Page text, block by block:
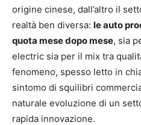
origine cinese, dall’altro il
realtà ben diversa: le auto
quota mese dopo mese, sia
electric sia per il mix tra
fenomeno, spesso letto in
sintomo di squilibri
naturale evoluzione di un
rapida innovazione.